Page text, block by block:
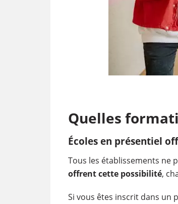
Quelles
Écoles en présentiel
Tous les établissements ne
offrent cette possibilité,
Si vous êtes inscrit dans un